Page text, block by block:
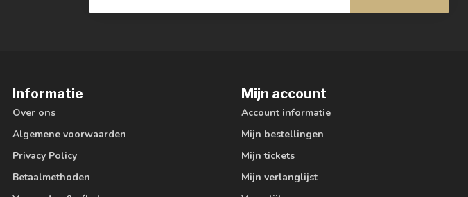
Informatie
Over ons
Algemene voorwaarden
Privacy Policy
Betaalmethoden
Mijn account
Account informatie
Mijn bestellingen
Mijn tickets
Mijn verlanglijst